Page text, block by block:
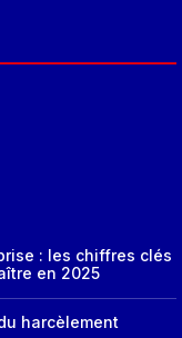
: les chiffres clés
en 2025
harcèlement